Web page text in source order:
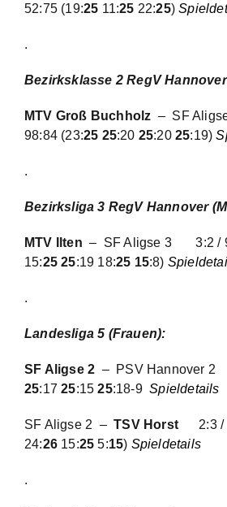
52:75 (19:25 11:25 22:25)
.
Bezirksklasse 2 RegV
MTV Groß Buchholz – SF
98:84 (23:25 25:20 25:2025:19)
.
Bezirksliga 3 RegV Hannover
MTV Ilten – SF Aligse 33:2 /
15:25 25:19 18:25 15:8)
.
Landesliga 5 (Frauen):
SF Aligse 2 – PSV Hannover 2
25:1725:1525:18-9Spieldetails
SF Aligse 2 –TSV Horst 2:3
24:26 15:25 5:15) Spieldetails
.